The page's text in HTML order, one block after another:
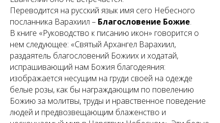
Переводится на русский язык имя сего Небесного
посланника Варахиил – Благословение Божие.
В книге «Руководство к писанию икон» говорится о
нем следующее: «Святый Архангел Варахиил,
раздаятель благословений Божиих и ходатай,
испрашивающий нам Божия благодеяния:
изображается несущим на груди своей на одежде
белые розы, как бы награждающим по повелению
Божию за молитвы, труды и нравственное поведение
людей и предвозвещающим блаженство и